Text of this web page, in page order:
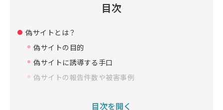
目次
偽サイトとは？
偽サイトの目的
偽サイトに誘導する手口
偽サイトの報告件数や被害事例
目次を開く